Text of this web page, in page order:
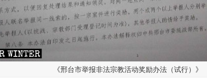
《邢台市举报非法宗教活动奖励办法（试行）》